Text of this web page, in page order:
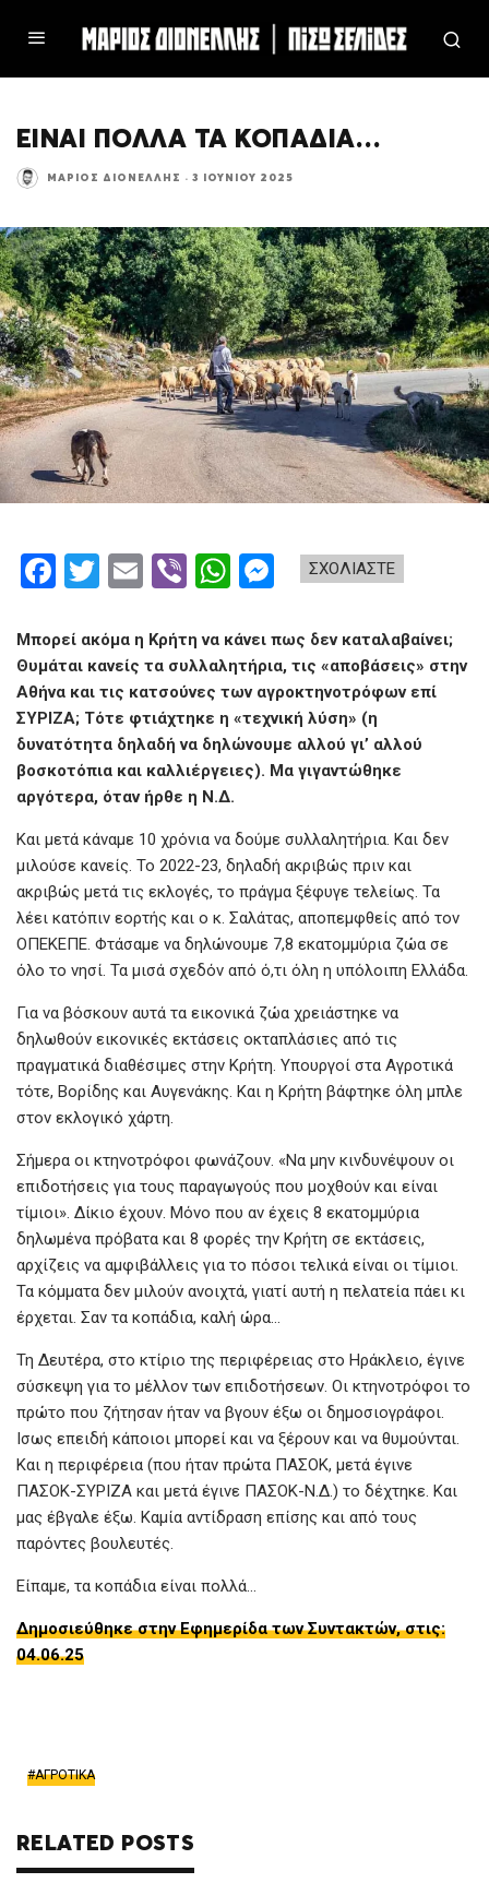
ΕΙΝΑΙ ΠΟΛΛΑ ΤΑ ΚΟΠΑΔΙΑ…
ΜΆΡΙΟΣ ΔΙΟΝΈΛΛΗΣ · 3 ΙΟΥΝΊΟΥ 2025
ΣΧΟΛΙΑΣΤΕ
F
ce
b
o
o
k
T
tt
er
E
ail
Vi
er
W
at
s
A
p
p
se
n
g
er
Μπορεί ακόμα η Κρήτη να κάνει πως δεν καταλαβαίνει;
Θυμάται κανείς τα συλλαλητήρια, τις «αποβάσεις» στην
Αθήνα και τις κατσούνες των αγροκτηνοτρόφων επί
ΣΥΡΙΖΑ; Τότε φτιάχτηκε η «τεχνική λύση» (η
δυνατότητα δηλαδή να δηλώνουμε αλλού γι’ αλλού
βοσκοτόπια και καλλιέργειες). Μα γιγαντώθηκε
αργότερα, όταν ήρθε η Ν.Δ.
Και μετά κάναμε 10 χρόνια να δούμε συλλαλητήρια. Και δεν
μιλούσε κανείς. Το 2022-23, δηλαδή ακριβώς πριν και
ακριβώς μετά τις εκλογές, το πράγμα ξέφυγε τελείως. Τα
λέει κατόπιν εορτής και ο κ. Σαλάτας, αποπεμφθείς από τον
ΟΠΕΚΕΠΕ. Φτάσαμε να δηλώνουμε 7,8 εκατομμύρια ζώα σε
όλο το νησί. Τα μισά σχεδόν από ό,τι όλη η υπόλοιπη Ελλάδα.
Για να βόσκουν αυτά τα εικονικά ζώα χρειάστηκε να
δηλωθούν εικονικές εκτάσεις οκταπλάσιες από τις
πραγματικά διαθέσιμες στην Κρήτη. Υπουργοί στα Αγροτικά
τότε, Βορίδης και Αυγενάκης. Και η Κρήτη βάφτηκε όλη μπλε
στον εκλογικό χάρτη.
Σήμερα οι κτηνοτρόφοι φωνάζουν. «Να μην κινδυνέψουν οι
επιδοτήσεις για τους παραγωγούς που μοχθούν και είναι
τίμιοι». Δίκιο έχουν. Μόνο που αν έχεις 8 εκατομμύρια
δηλωμένα πρόβατα και 8 φορές την Κρήτη σε εκτάσεις,
αρχίζεις να αμφιβάλλεις για το πόσοι τελικά είναι οι τίμιοι.
Τα κόμματα δεν μιλούν ανοιχτά, γιατί αυτή η πελατεία πάει κι
έρχεται. Σαν τα κοπάδια, καλή ώρα…
Τη Δευτέρα, στο κτίριο της περιφέρειας στο Ηράκλειο, έγινε
σύσκεψη για το μέλλον των επιδοτήσεων. Οι κτηνοτρόφοι το
πρώτο που ζήτησαν ήταν να βγουν έξω οι δημοσιογράφοι.
Ισως επειδή κάποιοι μπορεί και να ξέρουν και να θυμούνται.
Και η περιφέρεια (που ήταν πρώτα ΠΑΣΟΚ, μετά έγινε
ΠΑΣΟΚ-ΣΥΡΙΖΑ και μετά έγινε ΠΑΣΟΚ-Ν.Δ.) το δέχτηκε. Και
μας έβγαλε έξω. Καμία αντίδραση επίσης και από τους
παρόντες βουλευτές.
Είπαμε, τα κοπάδια είναι πολλά…
Δημοσιεύθηκε στην Εφημερίδα των Συντακτών, στις:
04.06.25
ΑΓΡΟΤΙΚΑ
RELATED POSTS